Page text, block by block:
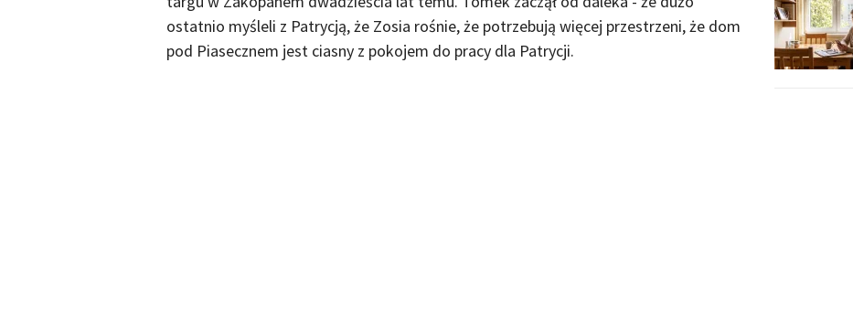
ostatnio myśleli z Patrycją, że Zosia rośnie, że potrzebują więcej przestrzeni, że dom
pod Piasecznem jest ciasny z pokojem do pracy dla Patrycji.